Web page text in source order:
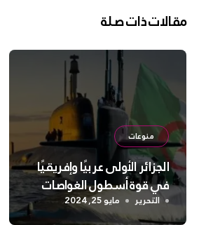
مقالات ذات صلة
منوعات
الجزائر الأولى عربيًا وإفريقيًا
في قوة أسطول الغواصات
التحرير مايو 25, 2024